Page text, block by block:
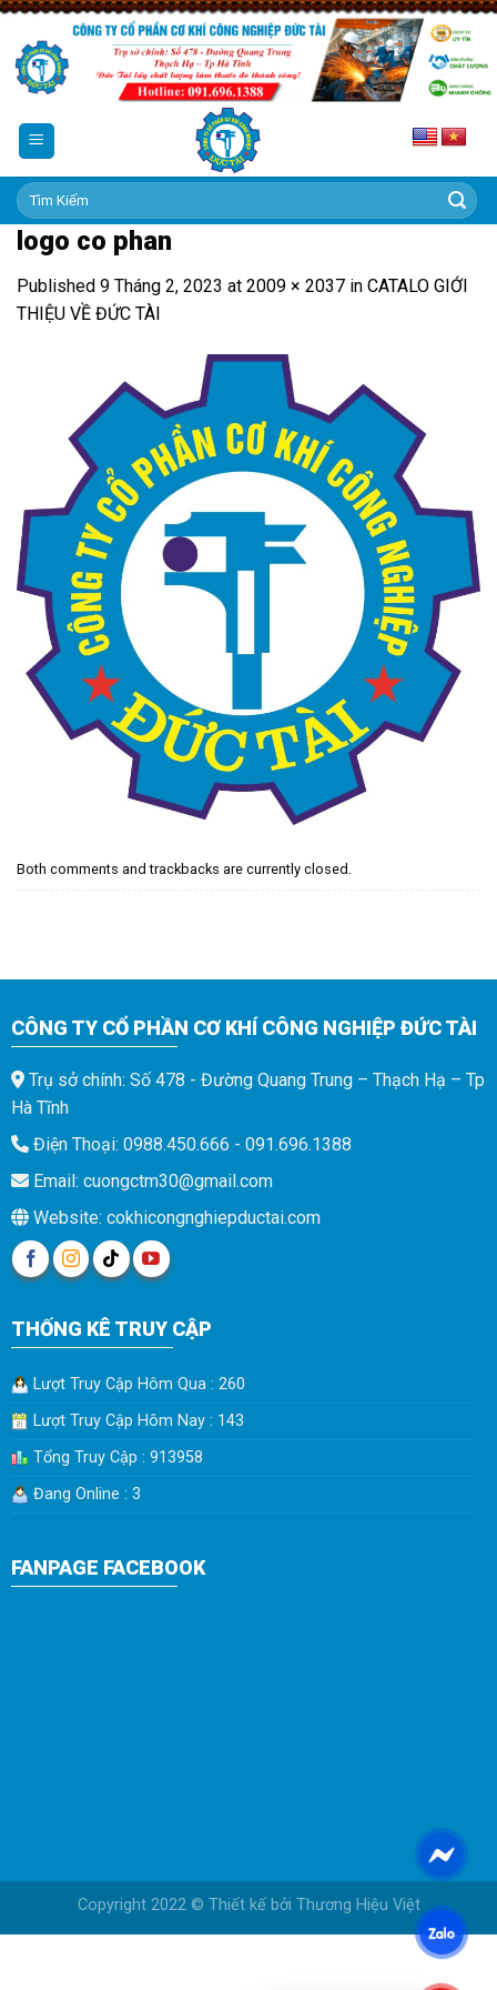
Skip
content
Tìm
kiếm:
logo co phan
Published 9 Tháng 2, 2023 at 2009 × 2037 in CATALO GIỚI
THIỆU VỀ ĐỨC TÀI
Both comments and trackbacks are currently closed.
CÔNG TY CỔ PHẦN CƠ KHÍ CÔNG NGHIỆP ĐỨC TÀI
Trụ sở chính: Số 478 - Đường Quang Trung – Thạch Hạ – Tp
Hà Tĩnh
Điện Thoại: 0988.450.666 - 091.696.1388
Email: cuongctm30@gmail.com
Website: cokhicongnghiepductai.com
THỐNG KÊ TRUY CẬP
Lượt Truy Cập Hôm Qua : 260
Lượt Truy Cập Hôm Nay : 143
Tổng Truy Cập : 913958
Đang Online : 3
FANPAGE FACEBOOK
Copyright 2022 © Thiết kế bởi Thương Hiệu Việt